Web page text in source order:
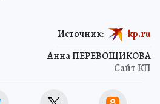
Анна ПЕРЕВОЩИКОВА
Сайт КП
Источник: kp.ru